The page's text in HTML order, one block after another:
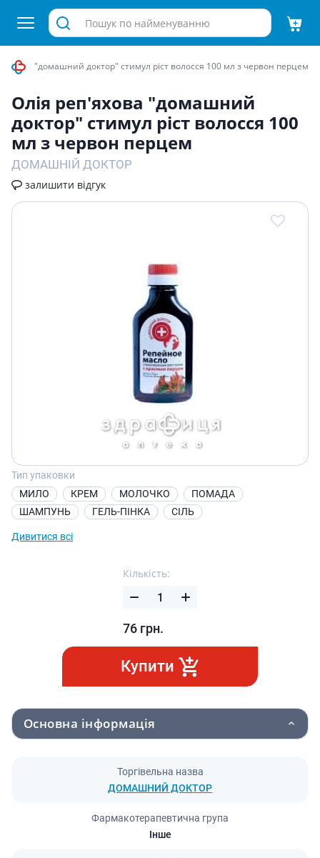
"домашний доктор" стимул рiст волосся 100 мл з червон перцем
Олiя реп'яхова "домашний
доктор" стимул рiст волосся 100
мл з червон перцем
ДОМАШНІЙ ДОКТОР
залишити відгук
Тип упаковки
МИЛО
КРЕМ МОЛОЧКО
ПОМАДА
ШАМПУНЬ
ГЕЛЬ-ПІНКА СІЛЬ
Дивитися всі
Кількість:
76 грн.
Купити
Основна інформація
Торгівельна назва
ДОМАШНИЙ ДОКТОР
Фармакотерапевтична група
Інше